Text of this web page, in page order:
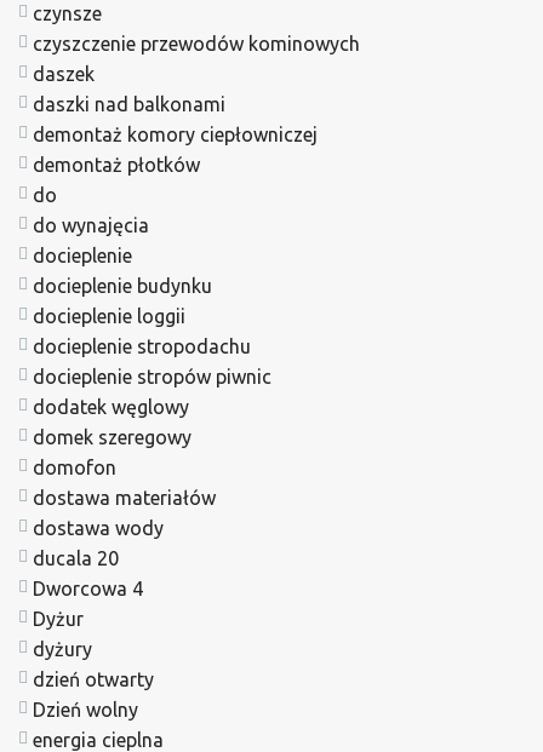
czynsze
czyszczenie przewodów kominowych
daszek
daszki nad balkonami
demontaż komory ciepłowniczej
demontaż płotków
do
do wynajęcia
docieplenie
docieplenie budynku
docieplenie loggii
docieplenie stropodachu
docieplenie stropów piwnic
dodatek węglowy
domek szeregowy
domofon
dostawa materiałów
dostawa wody
ducala 20
Dworcowa 4
Dyżur
dyżury
dzień otwarty
Dzień wolny
energia cieplna